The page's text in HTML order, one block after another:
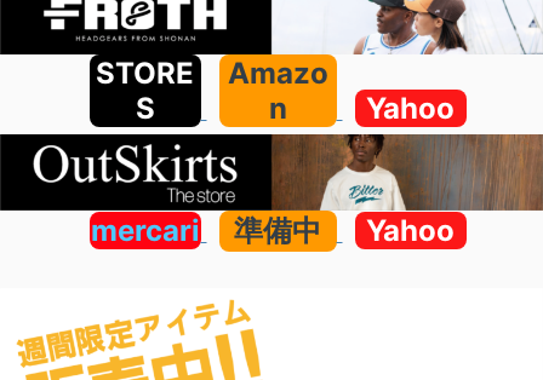
STORE
S
Amazo
n
Yahoo
mercari 準備中 Yahoo